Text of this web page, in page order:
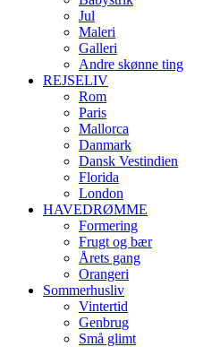
Jul
Maleri
Galleri
Andre skønne ting
REJSELIV
Rom
Paris
Mallorca
Danmark
Dansk Vestindien
Florida
London
HAVEDRØMME
Formering
Frugt og bær
Årets gang
Orangeri
Sommerhusliv
Vintertid
Genbrug
Små glimt